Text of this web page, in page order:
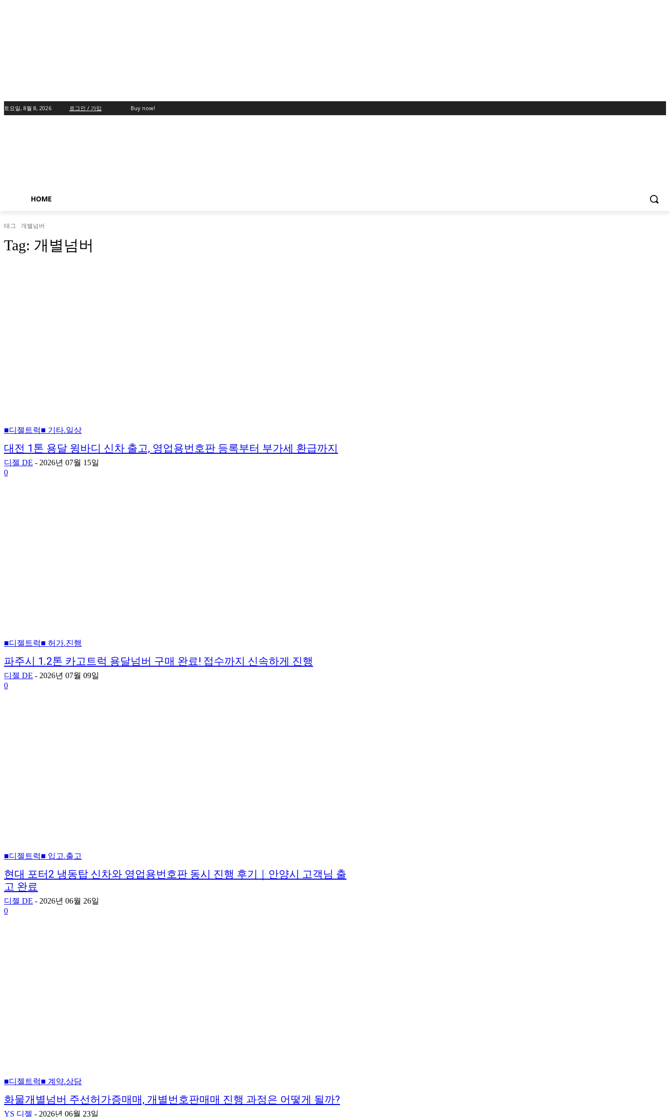
토요일, 8월 8, 2026 로그인 / 가입 Buy now!
HOME
태그 개별넘버
Tag: 개별넘버
■디젤트럭■ 기타.일상
대전 1톤 용달 윙바디 신차 출고, 영업용번호판 등록부터 부가세 환급까지
디젤 DE - 2026년 07월 15일
0
■디젤트럭■ 허가.진행
파주시 1.2톤 카고트럭 용달넘버 구매 완료! 접수까지 신속하게 진행
디젤 DE - 2026년 07월 09일
0
■디젤트럭■ 입고.출고
현대 포터2 냉동탑 신차와 영업용번호판 동시 진행 후기｜안양시 고객님 출
고 완료
디젤 DE - 2026년 06월 26일
0
■디젤트럭■ 계약.상담
화물개별넘버 주선허가증매매, 개별번호판매매 진행 과정은 어떻게 될까?
YS 디젤 - 2026년 06월 23일